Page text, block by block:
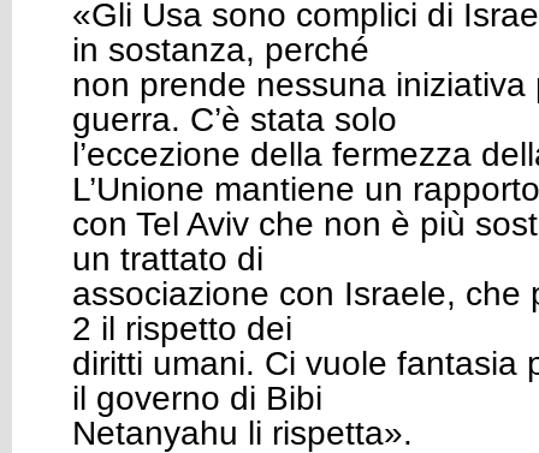
«Gli Usa sono complici di
in sostanza, perché
non prende nessuna iniziativa
guerra. C’è stata solo
l’eccezione della fermezza
L’Unione mantiene un rapporto
con Tel Aviv che non è più
un trattato di
associazione con Israele, che
2 il rispetto dei
diritti umani. Ci vuole fantasia
il governo di Bibi
Netanyahu li rispetta».